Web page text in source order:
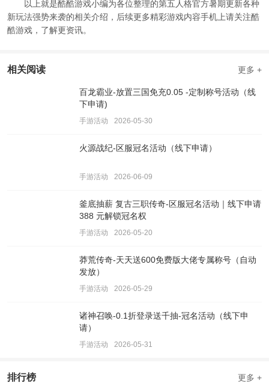
以上就是酷酷游戏小编为各位整理的第五人格官方暑期更新各种
新玩法强势来袭的相关介绍，后续更多精彩游戏内容手机上请关注酷
酷游戏，了解更资讯。
相关阅读 更多 +
百龙霸业-放置三国免充0.05 -定制称号活动（线
下申请)
手游活动 2026-05-30
火源战纪-区服冠名活动（线下申请）
手游活动 2026-06-09
釜底抽薪 复古三职传奇-区服冠名活动｜线下申请
388 元解锁冠名权
手游活动 2026-05-20
莽荒传奇-天天送600免费版大佬专属称号（自动
发放）
手游活动 2026-05-29
诸神召唤-0.1折登录送千抽-冠名活动（线下申
请）
手游活动 2026-05-31
排行榜 更多 +